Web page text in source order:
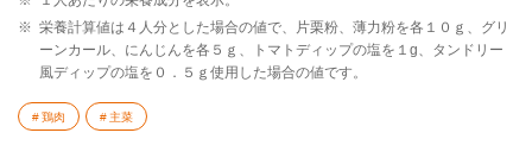
※ 栄養計算値は４人分とした場合の値で、片栗粉、薄力粉を各１０ｇ、グリ
ーンカール、にんじんを各５ｇ、トマトディップの塩を１g、タンドリー
風ディップの塩を０．５ｇ使用した場合の値です。
鶏肉 主菜